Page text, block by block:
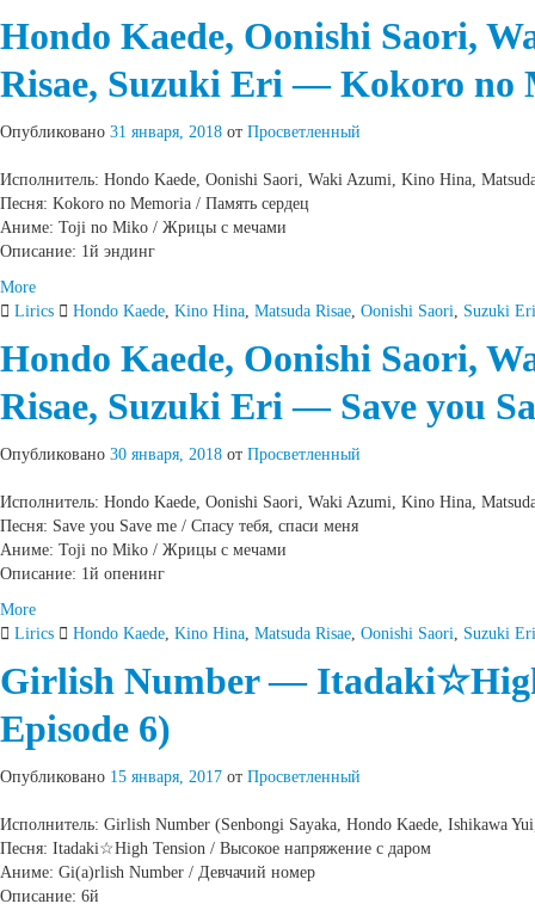
Hondo Kaede, Oonishi Saori,
Risae, Suzuki Eri — Kokoro no
Опубликовано 31 января, 2018 от Просветленный
Исполнитель: Hondo Kaede, Oonishi Saori, Waki Azumi, Kino Hina,
Песня: Kokoro no Memoria / Память сердец
Аниме: Toji no Miko / Жрицы с мечами
Описание: 1й эндинг
More
Lirics
Hondo Kaede, Kino Hina, Matsuda Risae, Oonishi Saori, Suzuki Eri
Hondo Kaede, Oonishi Saori,
Risae, Suzuki Eri — Save you
Опубликовано 30 января, 2018 от Просветленный
Исполнитель: Hondo Kaede, Oonishi Saori, Waki Azumi, Kino Hina,
Песня: Save you Save me / Спасу тебя, спаси меня
Аниме: Toji no Miko / Жрицы с мечами
Описание: 1й опенинг
More
Lirics
Hondo Kaede, Kino Hina, Matsuda Risae, Oonishi Saori, Suzuki Eri
Girlish Number —
Episode 6)
Опубликовано 15 января, 2017 от Просветленный
Исполнитель: Girlish Number (Senbongi Sayaka, Hondo Kaede, Ishikawa
Песня: Itadaki☆High Tension / Высокое напряжение с даром
Аниме: Gi(a)rlish Number / Девчачий номер
Описание: 6й